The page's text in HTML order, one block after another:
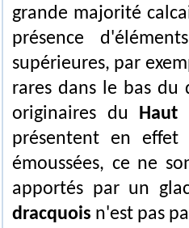
grande majorité
présence
supérieures, par
rares dans le bas du
originaires du Haut
présentent en effet
émoussées, ce ne
apportés par un
dracquois n'est pas